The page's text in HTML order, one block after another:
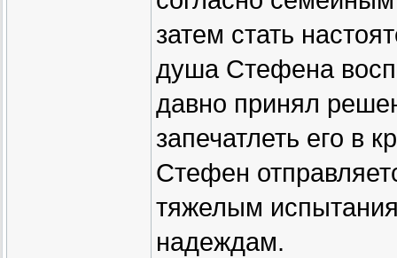
затем стать
душа Стефена
давно принял
запечатлеть его в
Стефен
тяжелым
надеждам.